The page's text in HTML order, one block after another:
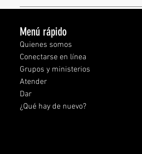
Menú rápido
Quienes somos
Conectarse en línea
Grupos y ministerios
Atender
Dar
¿Qué hay de nuevo?